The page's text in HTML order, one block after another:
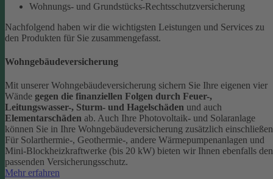
Wohnungs- und Grundstücks-Rechtsschutzversicherung
Nachfolgend haben wir die wichtigsten Leistungen und Services zu
den Produkten für Sie zusammengefasst.
Wohngebäudeversicherung
Mit unserer Wohngebäudeversicherung sichern Sie Ihre eigenen vier
Wände gegen die finanziellen Folgen durch Feuer-,
Leitungswasser-, Sturm- und Hagelschäden und auch
Elementarschäden ab. Auch Ihre Photovoltaik- und Solaranlage
können Sie in Ihre Wohngebäudeversicherung zusätzlich
Für Solarthermie-, Geothermie-, andere Wärmepumpenanlagen und
Mini-Blockheizkraftwerke (bis 20 kW) bieten wir Ihnen ebenfalls den
passenden Versicherungsschutz.
Mehr erfahren